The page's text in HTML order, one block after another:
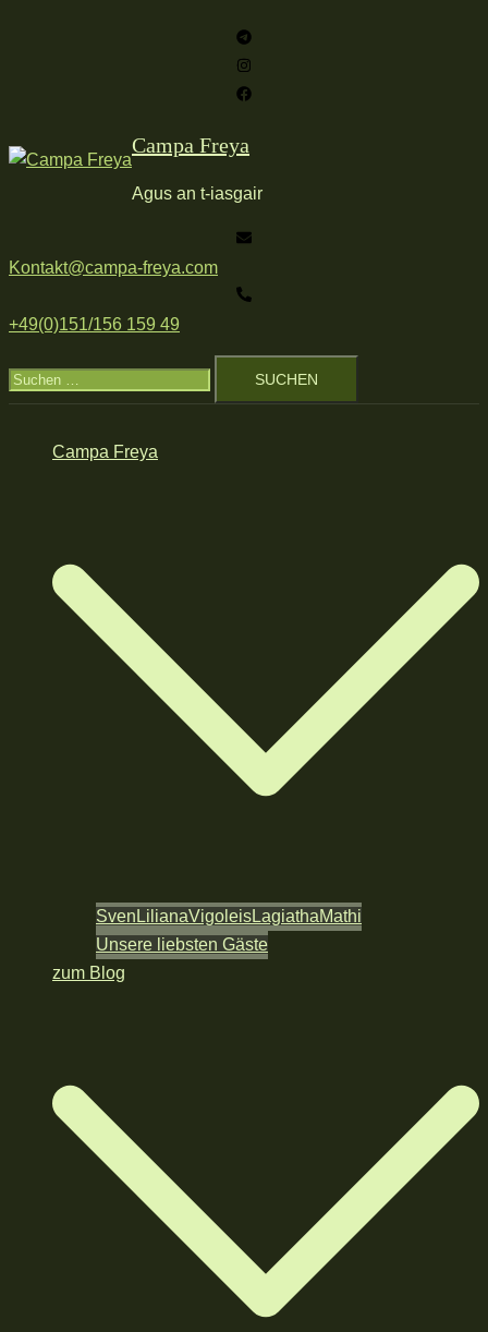
Campa Freya
Agus an t-iasgair
Kontakt@campa-freya.com
+49(0)151/156 159 49
Suchen
nach:
Campa Freya
Sven LilianaVigoleisLagiathaMathi
Unsere liebsten Gäste
zum Blog